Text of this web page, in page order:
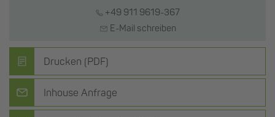
+49 911 9619-367
E-Mail schreiben
Drucken (PDF)
Inhouse Anfrage